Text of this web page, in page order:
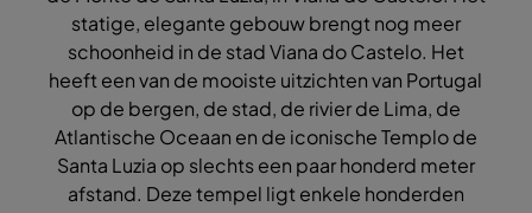
statige, elegante gebouw brengt nog meer
schoonheid in de stad Viana do Castelo. Het
heeft een van de mooiste uitzichten van Portugal
op de bergen, de stad, de rivier de Lima, de
Atlantische Oceaan en de iconische Templo de
Santa Luzia op slechts een paar honderd meter
afstand. Deze tempel ligt enkele honderden